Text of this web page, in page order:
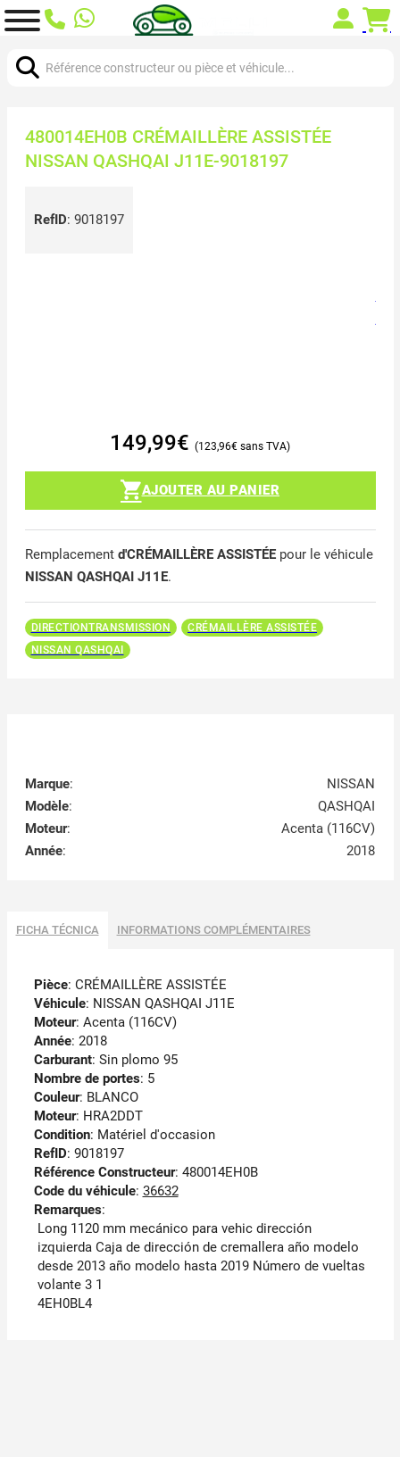
480014EH0B CRÉMAILLÈRE ASSISTÉE
NISSAN QASHQAI J11E-9018197
RefID: 9018197
149,99€ 123,96€
AJOUTER AU PANIER
Remplacement d'CRÉMAILLÈRE ASSISTÉEpour le véhicule
NISSAN QASHQAI J11E.
DIRECTIONTRANSMISSION
CRÉMAILLÈRE ASSISTÉE
NISSAN QASHQAI
Marque:
NISSAN
Modèle:
QASHQAI
Moteur:
Acenta (116CV)
Année: 2018
FICHA TÉCNICA INFORMATIONS COMPLÉMENTAIRES
Pièce: CRÉMAILLÈRE ASSISTÉE
Véhicule: NISSAN QASHQAI J11E
Moteur: Acenta (116CV)
Année: 2018
Carburant: Sin plomo 95
Nombre de portes: 5
Couleur: BLANCO
Moteur: HRA2DDT
Condition: Matériel d'occasion
RefID: 9018197
Référence Constructeur: 480014EH0B
Code du véhicule: 36632
Remarques:
Long 1120 mm mecánico para vehic dirección
izquierda Caja de dirección de cremallera año modelo
desde 2013 año modelo hasta 2019 Número de vueltas
volante 3 1
4EH0BL4